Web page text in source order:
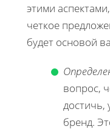
этими
четкое
будет основой
вопрос,
достичь,
бренд.